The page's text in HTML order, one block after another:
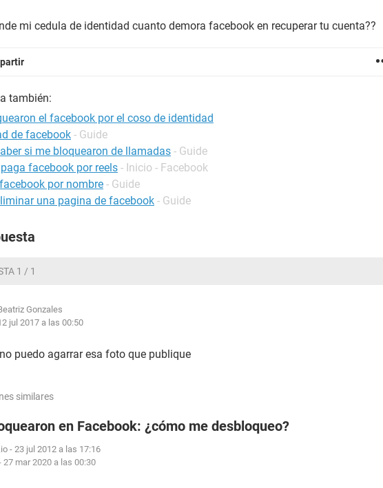
mi cedula de identidad cuanto demora facebook en recuperar tu cuenta??
también:
el facebook por el coso de identidad
de facebook - Guide
si me bloquearon de llamadas - Guide
facebook por reels - Inicio - Facebook
por nombre - Guide
una pagina de facebook - Guide
1 / 1
Gonzales
jul 2017 a las 00:50
puedo agarrar esa foto que publique
similares
en Facebook: ¿cómo me desbloqueo?
- 23 jul 2012 a las 17:16
27 mar 2020 a las 00:30